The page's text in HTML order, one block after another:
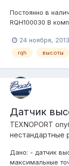
Постоянно в
RQH100030 В
крепление
гайка крепления
24 ноября, 2013
rqh высоты
Датчик
TEXNOPORT
нестандартные
Дано: - датчик
максимальные